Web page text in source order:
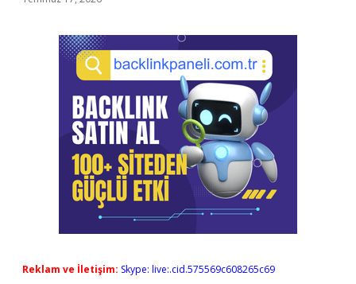
Reklam ve İletişim: Skype: live:.cid.575569c608265c69